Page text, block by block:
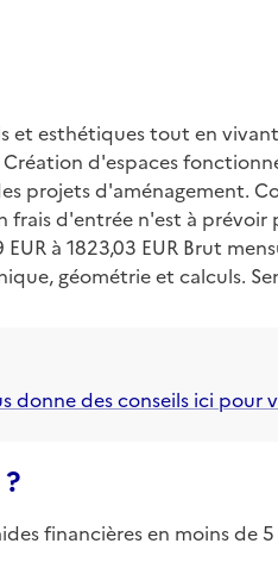
et esthétiques tout en
d'espaces
projets d'aménagement.
d'entrée n'est à
à 1823,03 EUR Brut
géométrie et calculs.
donne des conseils ici pour
financières en moins de